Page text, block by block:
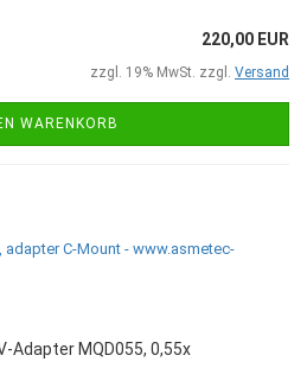
220,00 EUR
zzgl. 19% MwSt. zzgl. Versand
WARENKORB
Adapter MQD055, 0,55x